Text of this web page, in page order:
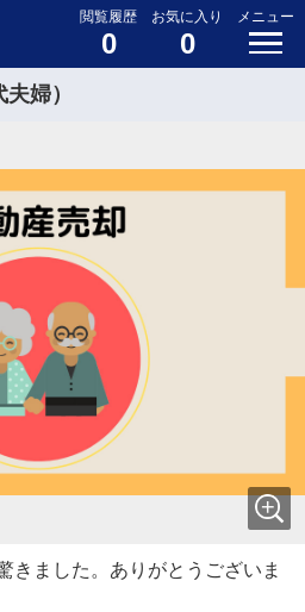
閲覧履歴
0
お気に入り
0
メニュー
婦）
きました。ありがとうございま